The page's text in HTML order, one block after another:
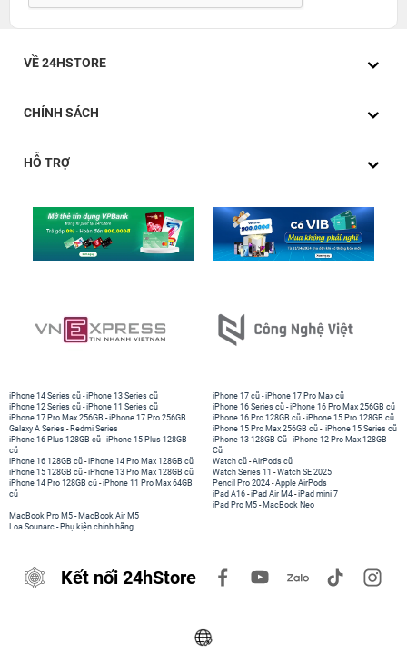
VỀ 24HSTORE
CHÍNH SÁCH
HỖ TRỢ
iPhone 14 Series cũ -iPhone 13 Series cũ
iPhone 12 Series cũ -iPhone 11 Series cũ
iPhone 17 Pro Max 256GB -iPhone 17 Pro 256GB
Galaxy A Series - Redmi Series
iPhone 17 cũ -iPhone 17 Pro Max cũ
iPhone 16 Series cũ - iPhone 16 Pro Max 256GB cũ
iPhone 16 Pro 128GB cũ -iPhone 15 Pro 128GB cũ
iPhone 15 Pro Max 256GB cũ - iPhone 15 Series cũ
iPhone 16 Plus 128GB cũ -iPhone 15 Plus 128GB
cũ
iPhone 16 128GB cũ -iPhone 14 Pro Max 128GB cũ
iPhone 15 128GB cũ -iPhone 13 Pro Max 128GB cũ
iPhone 14 Pro 128GB cũ -iPhone 11 Pro Max 64GB
cũ
iPhone 13 128GB Cũ -iPhone 12 Pro Max 128GB
Cũ
Watch cũ -AirPods cũ
Watch Series 11 -Watch SE 2025
Pencil Pro 2024 -Apple AirPods
iPad A16 -iPad Air M4 -iPad mini 7
iPad Pro M5 - MacBook Neo
MacBook Pro M5 - MacBook Air M5
Loa Sounarc - Phụ kiện chính hãng
Kết nối 24hStore